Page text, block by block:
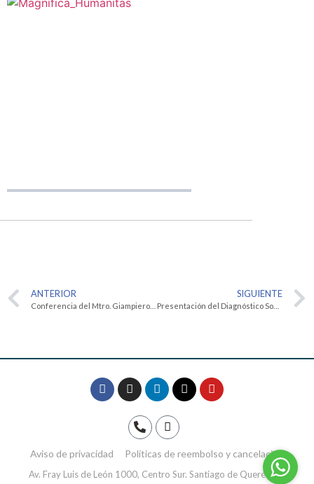
ANTERIOR SIGUIENTE
Presentación del Diagnóstico Social para la Construcción de Paz en Querétaro por el CISAV
Aviso de privacidad Políticas de reembolso y cancelación
Av. Fray Luis de León 1000, Centro Sur. Santiago de Querétaro,